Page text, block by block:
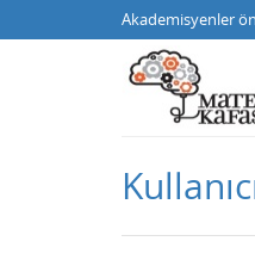
Akademisyenler